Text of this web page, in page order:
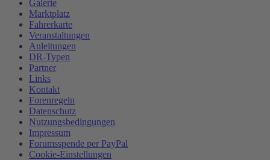
Galerie
Marktplatz
Fahrerkarte
Veranstaltungen
Anleitungen
DR-Typen
Partner
Links
Kontakt
Forenregeln
Datenschutz
Nutzungsbedingungen
Impressum
Forumsspende per PayPal
Cookie-Einstellungen